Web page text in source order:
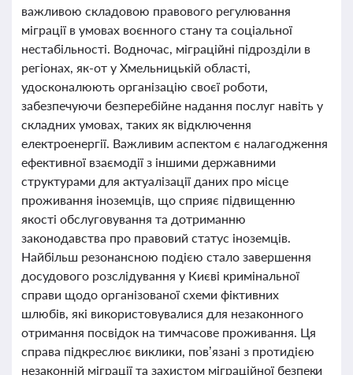
важливою складовою правового регулювання
міграції в умовах воєнного стану та соціальної
нестабільності. Водночас, міграційні підрозділи в
регіонах, як-от у Хмельницькій області,
удосконалюють організацію своєї роботи,
забезпечуючи безперебійне надання послуг навіть у
складних умовах, таких як відключення
електроенергії. Важливим аспектом є налагодження
ефективної взаємодії з іншими державними
структурами для актуалізації даних про місце
проживання іноземців, що сприяє підвищенню
якості обслуговування та дотриманню
законодавства про правовий статус іноземців.
Найбільш резонансною подією стало завершення
досудового розслідування у Києві кримінальної
справи щодо організованої схеми фіктивних
шлюбів, які використовувалися для незаконного
отримання посвідок на тимчасове проживання. Ця
справа підкреслює виклики, пов’язані з протидією
незаконній міграції та захистом міграційної безпеки